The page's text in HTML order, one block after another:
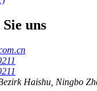
uns
Haishu, Ningbo